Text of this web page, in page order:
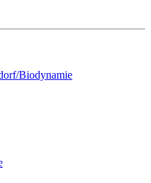
Biodynamie